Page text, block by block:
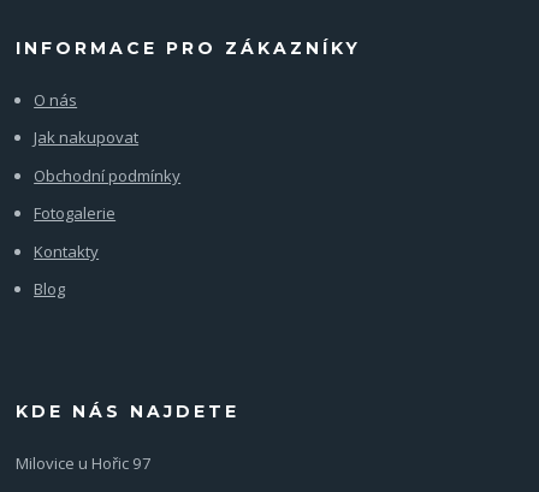
INFORMACE PRO ZÁKAZNÍKY
O nás
Jak nakupovat
Obchodní podmínky
Fotogalerie
Kontakty
Blog
KDE NÁS NAJDETE
Milovice u Hořic 97